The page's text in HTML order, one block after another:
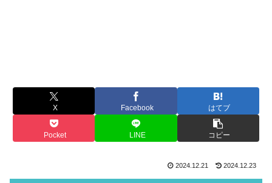
X Facebook はてブ
Pocket LINE コピー
2024.12.21 2024.12.23